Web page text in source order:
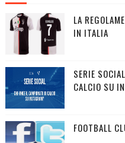
LA
IN ITALIA
SERIE
CALCIO SU
FOOTBALL